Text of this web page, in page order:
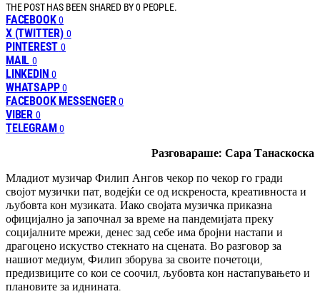
THE POST HAS BEEN SHARED BY0 PEOPLE.
FACEBOOK 0
X (TWITTER) 0
PINTEREST 0
MAIL 0
LINKEDIN 0
WHATSAPP 0
FACEBOOK MESSENGER 0
VIBER 0
TELEGRAM 0
Разговараше: Сара Танаскоска
Младиот музичар Филип Ангов чекор по чекор го гради
својот музички пат, водејќи се од искреноста, креативноста и
љубовта кон музиката. Иако својата музичка приказна
официјално ја започнал за време на пандемијата преку
социјалните мрежи, денес зад себе има бројни настапи и
драгоцено искуство стекнато на сцената. Во разговор за
нашиот медиум, Филип зборува за своите почетоци,
предизвиците со кои се соочил, љубовта кон настапувањето и
плановите за иднината.